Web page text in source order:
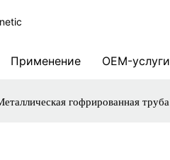
Применение OEM-услуги
гофрированная труба